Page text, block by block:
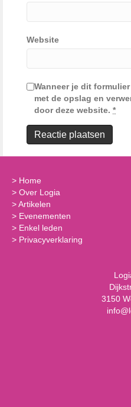
Website
Wanneer je dit
met de opslag en
door deze website. *
> Home
> Over Logia
>Artikelen
> Evenementen
> Enkel leden
> Privacyverklaring
3150